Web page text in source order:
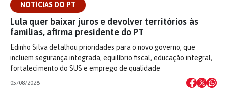
NOTÍCIAS DO PT
Lula quer baixar juros e devolver territórios às
famílias, afirma presidente do PT
Edinho Silva detalhou prioridades para o novo governo, que
incluem segurança integrada, equilíbrio fiscal, educação integral,
fortalecimento do SUS e emprego de qualidade
05/08/2026